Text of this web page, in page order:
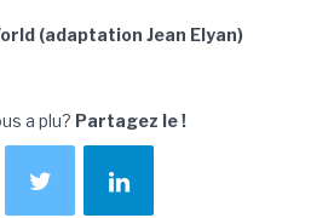
(adaptation Jean Elyan)
a plu? Partagez le !